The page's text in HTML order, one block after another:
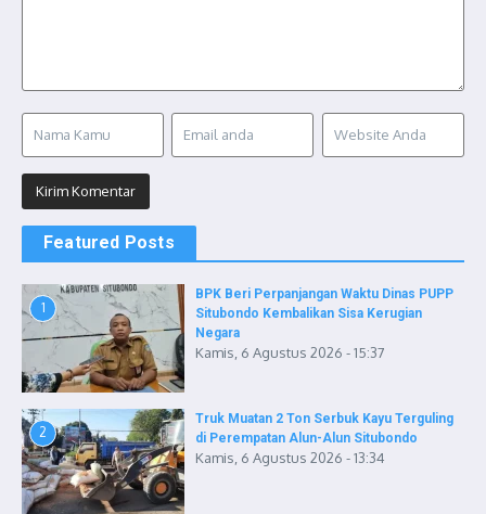
Featured Posts
1
BPK Beri Perpanjangan Waktu Dinas PUPP
Situbondo Kembalikan Sisa Kerugian
Negara
Kamis, 6 Agustus 2026 - 15:37
2
Truk Muatan 2 Ton Serbuk Kayu Terguling
di Perempatan Alun-Alun Situbondo
Kamis, 6 Agustus 2026 - 13:34